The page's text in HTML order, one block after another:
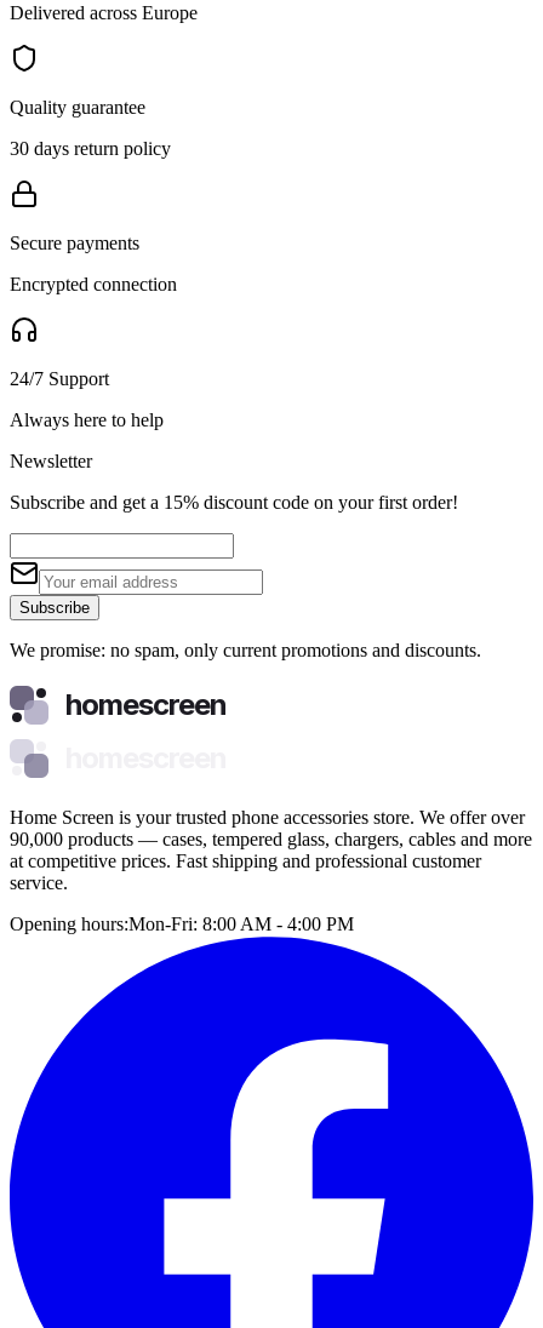
Delivered across Europe
Quality guarantee
30 days return policy
Secure payments
Encrypted connection
24/7 Support
Always here to help
Newsletter
Subscribe and get a 15% discount code on your first order!
Subscribe
We promise: no spam, only current promotions and discounts.
homescreen
Home Screen is your trusted phone accessories store. We offer over
90,000 products — cases, tempered glass, chargers, cables and more
at competitive prices. Fast shipping and professional customer
service.
Opening hours:Mon-Fri: 8:00 AM - 4:00 PM